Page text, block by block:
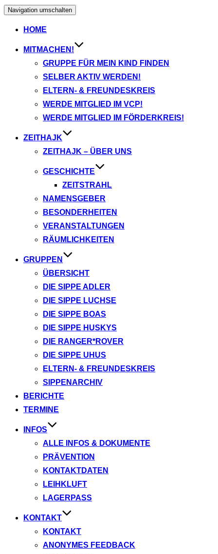
Navigation umschalten
HOME
MITMACHEN!
GRUPPE FÜR MEIN KIND FINDEN
SELBER AKTIV WERDEN!
ELTERN- & FREUNDESKREIS
WERDE MITGLIED IM VCP!
WERDE MITGLIED IM FÖRDERKREIS!
ZEITHAJK
ZEITHAJK – ÜBER UNS
GESCHICHTE
ZEITSTRAHL
NAMENSGEBER
BESONDERHEITEN
VERANSTALTUNGEN
RÄUMLICHKEITEN
GRUPPEN
ÜBERSICHT
DIE SIPPE ADLER
DIE SIPPE LUCHSE
DIE SIPPE BOAS
DIE SIPPE HUSKYS
DIE RANGER*ROVER
DIE SIPPE UHUS
ELTERN- & FREUNDESKREIS
SIPPENARCHIV
BERICHTE
TERMINE
INFOS
ALLE INFOS & DOKUMENTE
PRÄVENTION
KONTAKTDATEN
LEIHKLUFT
LAGERPASS
KONTAKT
KONTAKT
ANONYMES FEEDBACK